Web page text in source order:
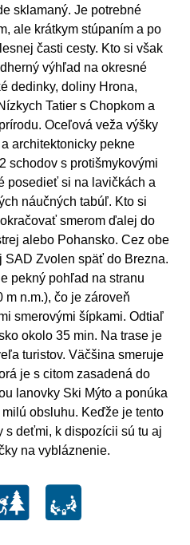
sklamaný. Je potrebné
ale krátkym stúpaním a po
časti cesty. Kto si však
výhľad na okresné
dedinky, doliny Hrona,
Tatier s Chopkom a
Oceľová veža výšky
architektonicky pekne
schodov s protišmykovými
posedieť si na lavičkách a
náučných tabúľ. Kto si
smerom ďalej do
alebo Pohansko. Cez obe
SAD Zvolen späť do Brezna.
pekný pohľad na stranu
n.m.), čo je zároveň
smerovými šípkami. Odtiaľ
okolo 35 min. Na trase je
turistov. Väčšina smeruje
je s citom zasadená do
lanovky Ski Mýto a ponúka
obsluhu. Keďže je tento
s deťmi, k dispozícii sú tu aj
na vybláznenie.